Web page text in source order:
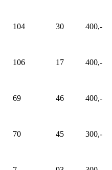
104 30 400,-
106 17 400,-
69 46 400,-
70 45 300,-